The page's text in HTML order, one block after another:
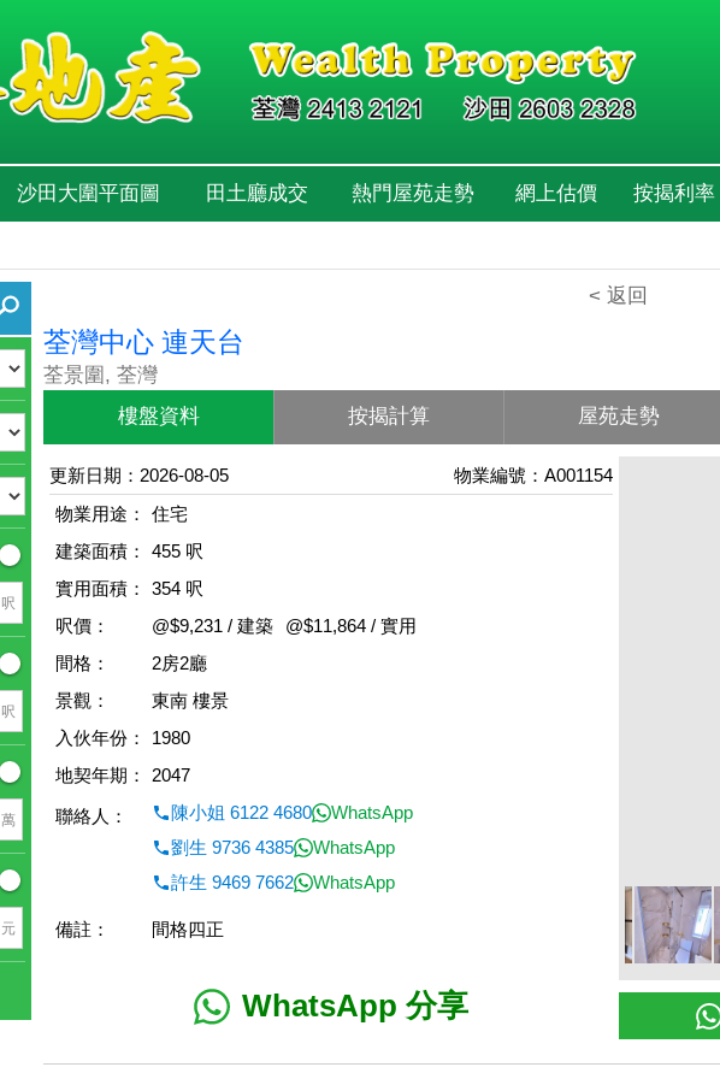
沙田大圍平面圖 田土廳成交 熱門屋苑走勢 網上估價 按揭利率
呎
呎
萬
元
< 返回
荃灣中心 連天台
荃景圍, 荃灣
樓盤資料 按揭計算 屋苑走勢
更新日期：2026-08-05
物業編號：A001154
物業用途：
住宅
建築面積：
455 呎
實用面積：
354 呎
呎價：
@$9,231 / 建築
@$11,864 / 實用
間格：
2房2廳
景觀：
東南 樓景
入伙年份：
1980
地契年期：
2047
聯絡人：
陳小姐 6122 4680
WhatsApp
劉生 9736 4385
WhatsApp
許生 9469 7662
WhatsApp
備註： 間格四正
WhatsApp 分享